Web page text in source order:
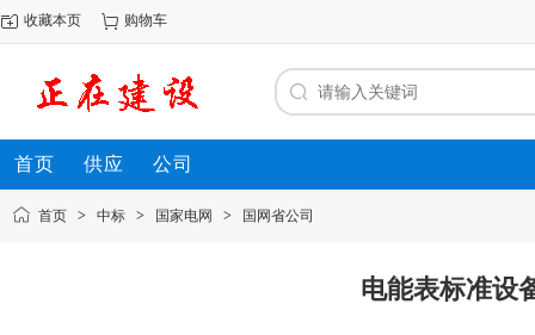
收藏本页 购物车
首页 供应 公司
首页 > 中标 > 国家电网 > 国网省公司
电能表标准设